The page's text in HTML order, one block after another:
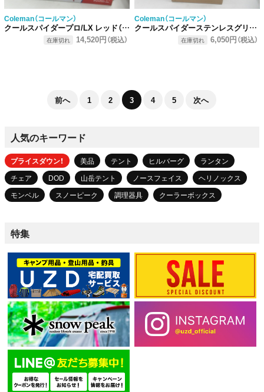
Coleman（コールマン）
クールスパイダープロ/LX レッド（2）
在庫切れ 14,520円（税込）
Coleman（コールマン）
クールスパイダーステンレスグリル レッド
在庫切れ 6,050円（税込）
前へ 1 2 3 4 5 次へ
人気のキーワード
プライスダウン！ 美品 テント ヒルバーグ
ランタン
チェア
DOD 山岳テント ノースフェイス
ヘリノックス
モンベル
スノーピーク 調理器具 クーラーボックス
特集